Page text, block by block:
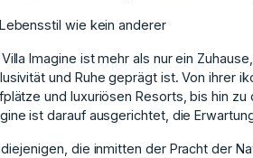
wie kein anderer
Imagine ist mehr als nur ein
und Ruhe geprägt ist. Von ihrer
und luxuriösen Resorts, bis hin
ist darauf ausgerichtet, die
die inmitten der Pracht der